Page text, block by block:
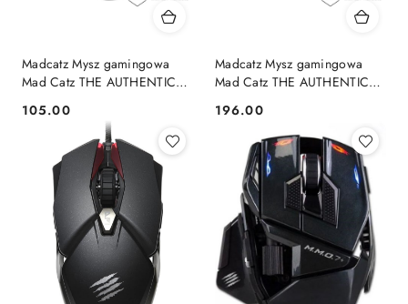
Madcatz Mysz gamingowa
Mad Catz THE AUTHENTIC
0)
Cena:
105.00
Madcatz Mysz gamingowa
Mad Catz THE AUTHENTIC
0)
Cena:
196.00